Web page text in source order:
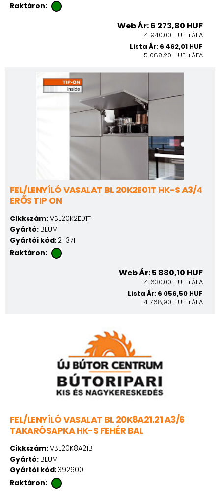
Raktáron:
Web Ár: 6 273,80 HUF
4 940,00 HUF +ÁFA
Lista Ár: 6 462,01 HUF
5 088,20 HUF +ÁFA
FEL/LENYÍLÓ VASALAT BL 20K2E01T HK-S A3/4
ERŐS TIP ON
Cikkszám:VBL20K2E01T
Gyártó: BLUM
Gyártói kód: 211371
Raktáron:
Web Ár: 5 880,10 HUF
4 630,00 HUF +ÁFA
Lista Ár: 6 056,50 HUF
4 768,90 HUF +ÁFA
FEL/LENYÍLÓ VASALAT BL 20K8A21.21 A3/6
TAKARÓSAPKA HK-S FEHÉR BAL
Cikkszám:VBL20K8A21B
Gyártó: BLUM
Gyártói kód:392600
Raktáron: